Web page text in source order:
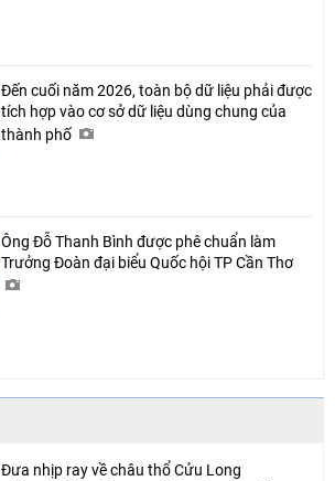
Đến cuối năm 2026, toàn bộ dữ liệu phải được
tích hợp vào cơ sở dữ liệu dùng chung của
thành phố
Ông Đỗ Thanh Bình được phê chuẩn làm
Trưởng Đoàn đại biểu Quốc hội TP Cần Thơ
Đưa nhịp ray về châu thổ Cửu Long